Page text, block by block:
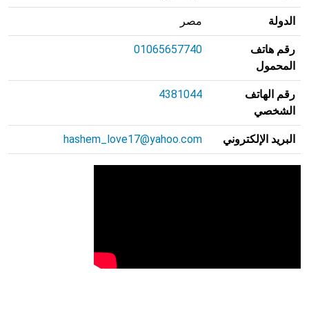
الدولة مصر
رقم هاتف
المحمول
01065657740
رقم الهاتف
الشخصي
4381044
البريد الإلكتروني hashem_love17@yahoo.com